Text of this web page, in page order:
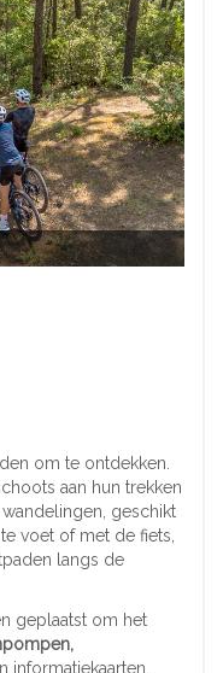
om te ontdekken.
aan hun trekken
geschikt
voet of met de fiets,
langs de
geplaatst om het
informatiekaarten.